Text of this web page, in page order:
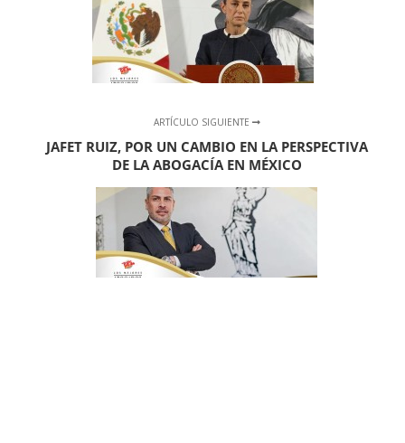
ARTÍCULO SIGUIENTE
JAFET RUIZ, POR UN CAMBIO EN LA PERSPECTIVA
DE LA ABOGACÍA EN MÉXICO